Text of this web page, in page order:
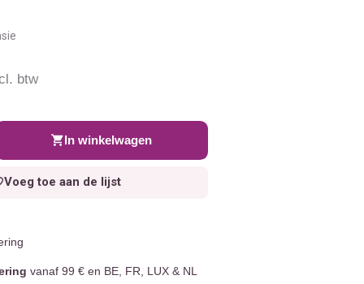
btw
In winkelwagen
Voeg toe aan de lijst
vanaf 99 € en BE, FR, LUX & NL